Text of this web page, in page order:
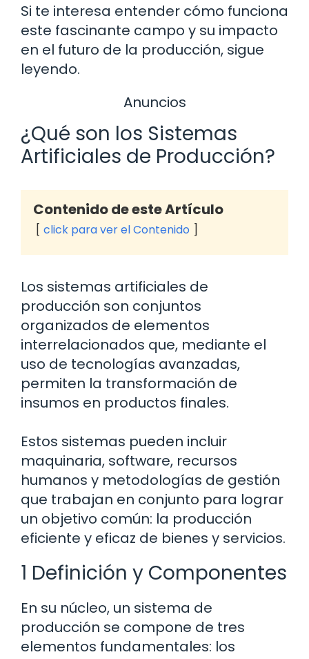
Si te interesa entender cómo funciona
este fascinante campo y su impacto
en el futuro de la producción, sigue
leyendo.
Anuncios
¿Qué son los Sistemas
Artificiales de Producción?
Contenido de este Artículo
click para ver el Contenido
Los sistemas artificiales de
producción son conjuntos
organizados de elementos
interrelacionados que, mediante el
uso de tecnologías avanzadas,
permiten la transformación de
insumos en productos finales.
Estos sistemas pueden incluir
maquinaria, software, recursos
humanos y metodologías de gestión
que trabajan en conjunto para lograr
un objetivo común: la producción
eficiente y eficaz de bienes y servicios.
1 Definición y Componentes
En su núcleo, un sistema de
producción se compone de tres
elementos fundamentales: los